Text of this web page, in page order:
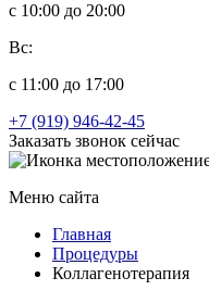
с 10:00 до 20:00
Вс:
с 11:00 до 17:00
+7 (919) 946-42-45
Заказать звонок сейчас
Меню сайта
Главная
Процедуры
Коллагенотерапия